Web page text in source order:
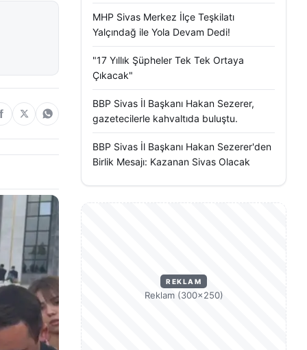
MHP Sivas Merkez İlçe Teşkilatı
Yalçındağ ile Yola Devam Dedi!
"17 Yıllık Şüpheler Tek Tek Ortaya
Çıkacak"
BBP Sivas İl Başkanı Hakan Sezerer,
gazetecilerle kahvaltıda buluştu.
BBP Sivas İl Başkanı Hakan Sezerer'den
Birlik Mesajı: Kazanan Sivas Olacak
REKLAM
Reklam (300×250)